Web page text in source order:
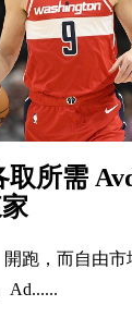
所需
跑，而自由市
Ad......